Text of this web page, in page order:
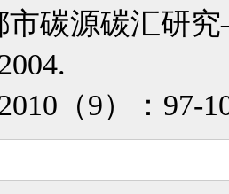
市碳源碳汇研
（9）：97-